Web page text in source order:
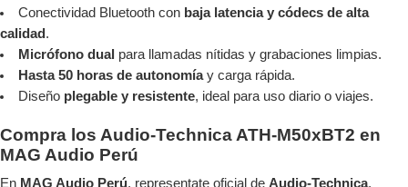
Conectividad Bluetooth con baja latencia y códecs de alta
calidad .
Micrófono dual para llamadas nítidas y grabaciones limpias.
Hasta 50 horas de autonomíay carga rápida.
Diseño plegable y resistente, ideal para uso diario o viajes.
Compra los Audio-Technica ATH-M50xBT2 en
MAG Audio Perú
En MAG Audio Perú, representate oficial de Audio-Technica,